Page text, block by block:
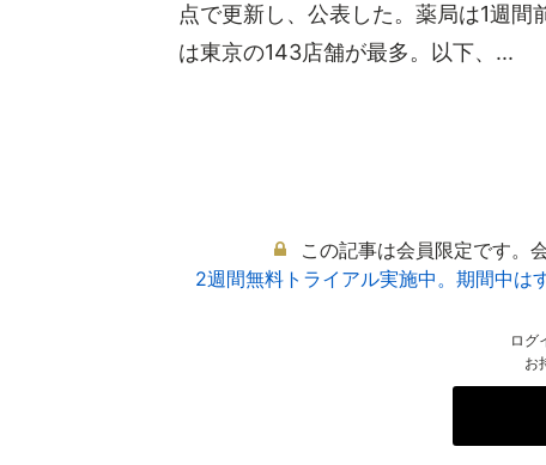
点で更新し、公表した。薬局は1週
は東京の143店舗が最多。以下、...
この記事は会員限定です。
2週間無料トライアル実施中。期間中は
ログ
お